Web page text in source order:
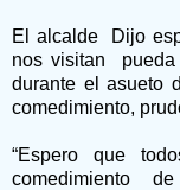
El alcalde Dijo
nos visitan pueda
durante el asueto
comedimiento,
“Espero que
comedimiento